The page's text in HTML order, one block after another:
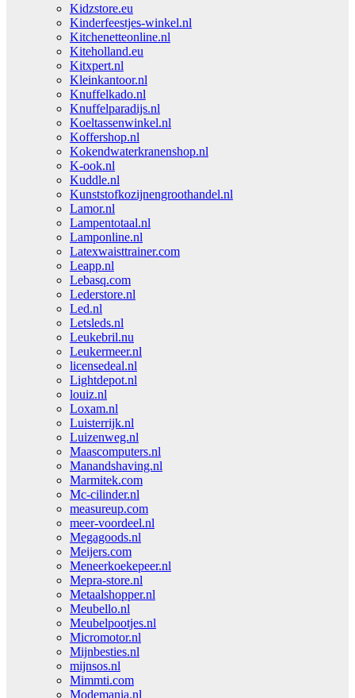
Kidzstore.eu
Kinderfeestjes-winkel.nl
Kitchenetteonline.nl
Kiteholland.eu
Kitxpert.nl
Kleinkantoor.nl
Knuffelkado.nl
Knuffelparadijs.nl
Koeltassenwinkel.nl
Koffershop.nl
Kokendwaterkranenshop.nl
K-ook.nl
Kuddle.nl
Kunststofkozijnengroothandel.nl
Lamor.nl
Lampentotaal.nl
Lamponline.nl
Latexwaisttrainer.com
Leapp.nl
Lebasq.com
Lederstore.nl
Led.nl
Letsleds.nl
Leukebril.nu
Leukermeer.nl
licensedeal.nl
Lightdepot.nl
louiz.nl
Loxam.nl
Luisterrijk.nl
Luizenweg.nl
Maascomputers.nl
Manandshaving.nl
Marmitek.com
Mc-cilinder.nl
measureup.com
meer-voordeel.nl
Megagoods.nl
Meijers.com
Meneerkoekepeer.nl
Mepra-store.nl
Metaalshopper.nl
Meubello.nl
Meubelpootjes.nl
Micromotor.nl
Mijnbesties.nl
mijnsos.nl
Mimmti.com
Modemania.nl